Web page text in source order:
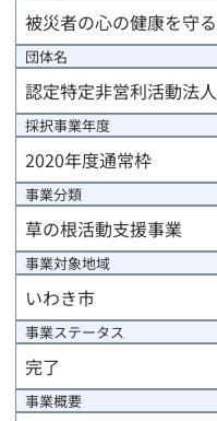
資金計画
事前評価報告
中間評価報告
事後評価報告
進捗/年度末報告
事業完了報告
事業完了時精算報告
被災者の心の健康を守
団体名
認定特定非営利活動法
採択事業年度
2020年度通常枠
事業分類
草の根活動支援事業
事業対象地域
いわき市
事業ステータス
完了
事業概要